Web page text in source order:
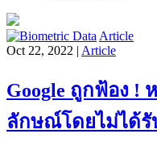
Article
Oct 22, 2022 | Article
Google ถูกฟ้อง !
ลักษณ์โดยไม่ได้รั